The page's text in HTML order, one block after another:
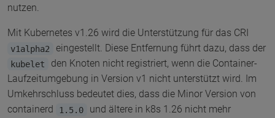
nutzen.
Mit Kubernetes v1.26 wird die Unterstützung für das CRI
v1alpha2 eingestellt. Diese Entfernung führt dazu, dass der
kubelet
den Knoten nicht registriert, wenn die Container-
Laufzeitumgebung in Version v1 nicht unterstützt wird. Im
Umkehrschluss bedeutet dies, dass die Minor Version von
containerd
1.5.0
und ältere in k8s 1.26 nicht mehr